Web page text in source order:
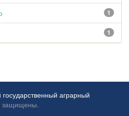
1
1
государственный аграрный
защищены.